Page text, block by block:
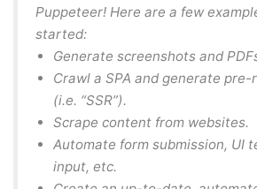
Puppeteer! Here are a few
started:
Generate screenshots and
Crawl a SPA and generate
(i.e. “SSR”).
Scrape content from websites.
Automate form submission, UI
input, etc.